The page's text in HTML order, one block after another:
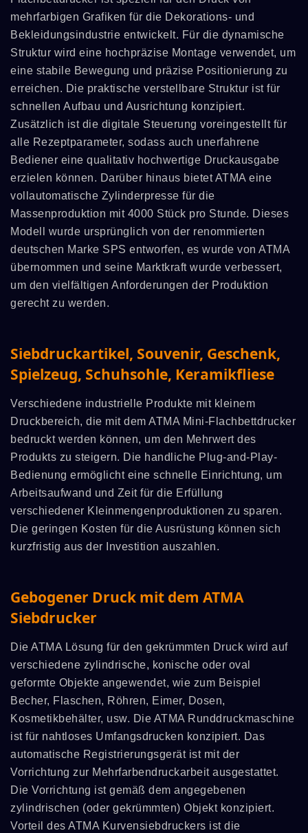
mehrfarbigen Grafiken für die Dekorations- und
Bekleidungsindustrie entwickelt. Für die dynamische
Struktur wird eine hochpräzise Montage verwendet, um
eine stabile Bewegung und präzise Positionierung zu
erreichen. Die praktische verstellbare Struktur ist für
schnellen Aufbau und Ausrichtung konzipiert.
Zusätzlich ist die digitale Steuerung voreingestellt für
alle Rezeptparameter, sodass auch unerfahrene
Bediener eine qualitativ hochwertige Druckausgabe
erzielen können. Darüber hinaus bietet ATMA eine
vollautomatische Zylinderpresse für die
Massenproduktion mit 4000 Stück pro Stunde. Dieses
Modell wurde ursprünglich von der renommierten
deutschen Marke SPS entworfen, es wurde von ATMA
übernommen und seine Marktkraft wurde verbessert,
um den vielfältigen Anforderungen der Produktion
gerecht zu werden.
Siebdruckartikel, Souvenir, Geschenk,
Spielzeug, Schuhsohle, Keramikfliese
Verschiedene industrielle Produkte mit kleinem
Druckbereich, die mit dem ATMA Mini-Flachbettdrucker
bedruckt werden können, um den Mehrwert des
Produkts zu steigern. Die handliche Plug-and-Play-
Bedienung ermöglicht eine schnelle Einrichtung, um
Arbeitsaufwand und Zeit für die Erfüllung
verschiedener Kleinmengenproduktionen zu sparen.
Die geringen Kosten für die Ausrüstung können sich
kurzfristig aus der Investition auszahlen.
Gebogener Druck mit dem ATMA
Siebdrucker
Die ATMA Lösung für den gekrümmten Druck wird auf
verschiedene zylindrische, konische oder oval
geformte Objekte angewendet, wie zum Beispiel
Becher, Flaschen, Röhren, Eimer, Dosen,
Kosmetikbehälter, usw. Die ATMA Runddruckmaschine
ist für nahtloses Umfangsdrucken konzipiert. Das
automatische Registrierungsgerät ist mit der
Vorrichtung zur Mehrfarbendruckarbeit ausgestattet.
Die Vorrichtung ist gemäß dem angegebenen
zylindrischen (oder gekrümmten) Objekt konzipiert.
Vorteil des ATMA Kurvensiebdruckers ist die